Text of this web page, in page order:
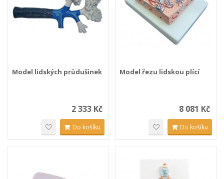
Model lidských průdušinek
2 333 Kč
Do košíku
Model řezu lidskou plící
8 081 Kč
Do košíku